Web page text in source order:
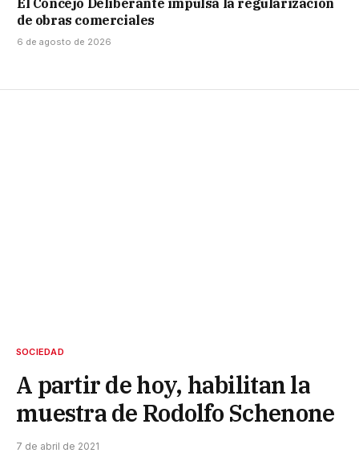
El Concejo Deliberante impulsa la regularización
de obras comerciales
6 de agosto de 2026
SOCIEDAD
A partir de hoy, habilitan la
muestra de Rodolfo Schenone
7 de abril de 2021